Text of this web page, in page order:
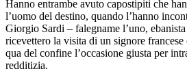
Hanno entrambe avuto capostipiti che
l’uomo del destino, quando l’hanno
Giorgio Sardi – falegname l’uno,
ricevettero la visita di un signore
qua del confine l’occasione giusta per
redditizia.